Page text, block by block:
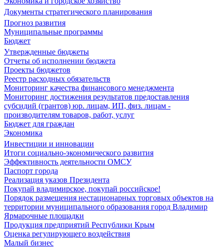
Документы стратегического планирования
Прогноз развития
Муниципальные программы
Бюджет
Утвержденные бюджеты
Отчеты об исполнении бюджета
Проекты бюджетов
Реестр расходных обязательств
Мониторинг качества финансового менеджмента
Мониторинг достижения результатов предоставления
субсидий (грантов) юр. лицам, ИП, физ. лицам -
производителям товаров, работ, услуг
Бюджет для граждан
Экономика
Инвестиции и инновации
Итоги социально-экономического развития
Эффективность деятельности ОМСУ
Паспорт города
Реализация указов Президента
Покупай владимирское, покупай российское!
Порядок размещения нестационарных торговых объектов на
территории муниципального образования город Владимир
Ярмарочные площадки
Продукция предприятий Республики Крым
Оценка регулирующего воздействия
Малый бизнес